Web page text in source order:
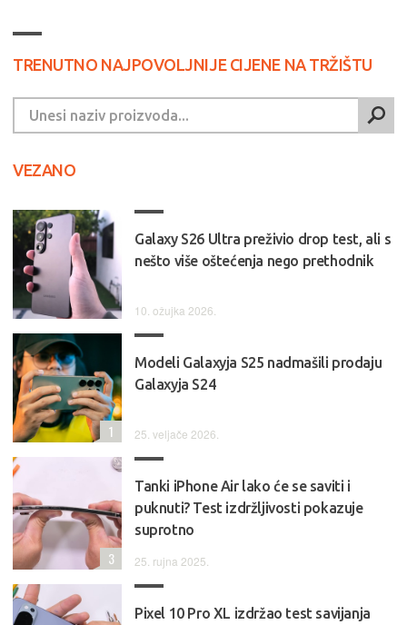
TRENUTNO NAJPOVOLJNIJE CIJENE NA TRŽIŠTU
VEZANO
Galaxy S26 Ultra preživio drop test, ali s
nešto više oštećenja nego prethodnik
10. ožujka 2026.
Modeli Galaxyja S25 nadmašili prodaju
Galaxyja S24
25. veljače 2026.
1
Tanki iPhone Air lako će se saviti i
puknuti? Test izdržljivosti pokazuje
suprotno
25. rujna 2025.
3
Pixel 10 Pro XL izdržao test savijanja